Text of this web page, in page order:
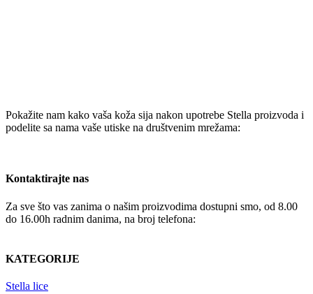
Pokažite nam kako vaša koža sija nakon upotrebe Stella proizvoda i
podelite sa nama vaše utiske na društvenim mrežama:
Kontaktirajte nas
Za sve što vas zanima o našim proizvodima dostupni smo, od 8.00
do 16.00h radnim danima, na broj telefona:
KATEGORIJE
Stella lice